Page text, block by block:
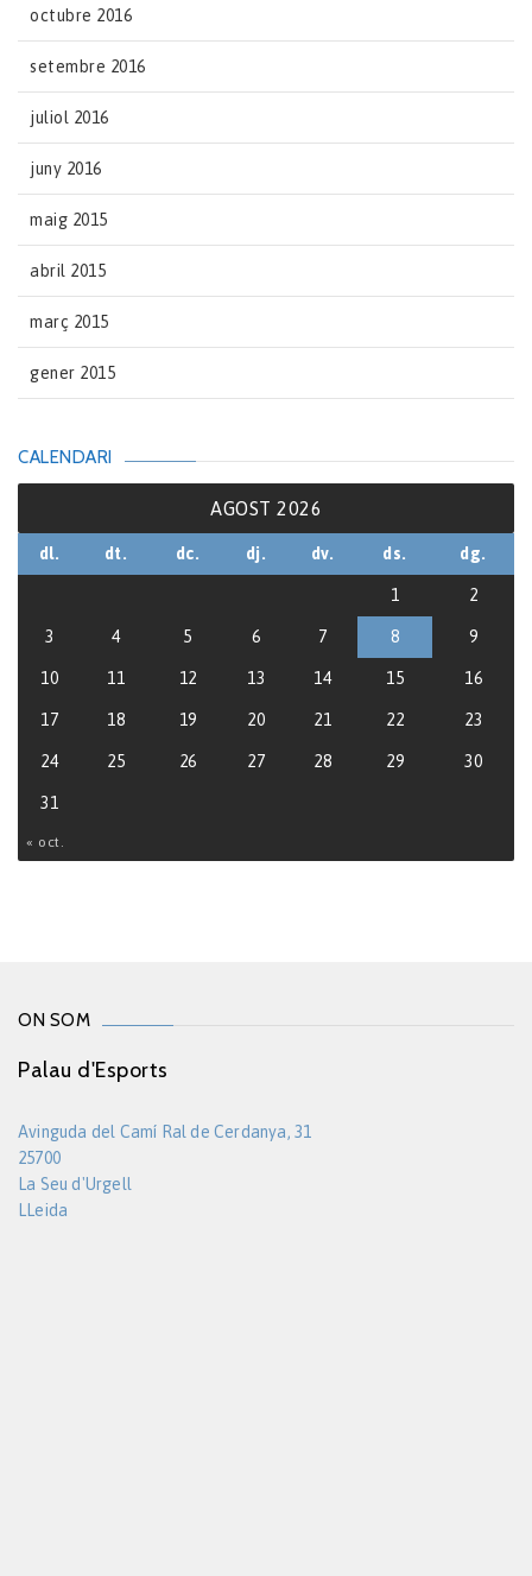
octubre 2016
setembre 2016
juliol 2016
juny 2016
maig 2015
abril 2015
març 2015
gener 2015
CALENDARI
AGOST 2026
dl. dt. dc. dj. dv. ds. dg.
« oct.
1 2
3 4 5 6 7 8 9
10 11 12 13 14 15 16
17 18 19 20 21 22 23
24 25 26 27 28 29 30
31
ON SOM
Palau d'Esports
Avinguda del Camí Ral de Cerdanya, 31
25700
La Seu d'Urgell
LLeida